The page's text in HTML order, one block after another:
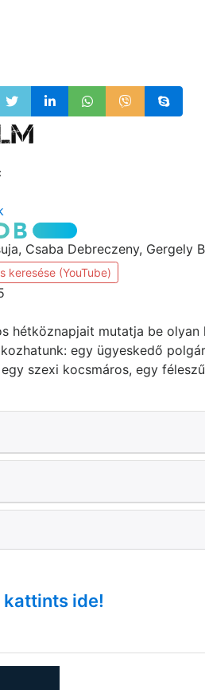
Csaba Debreczeny, Gergely
keresése (YouTube)
hétköznapjait mutatja be olyan
egy ügyeskedő
szexi kocsmáros, egy
ide!